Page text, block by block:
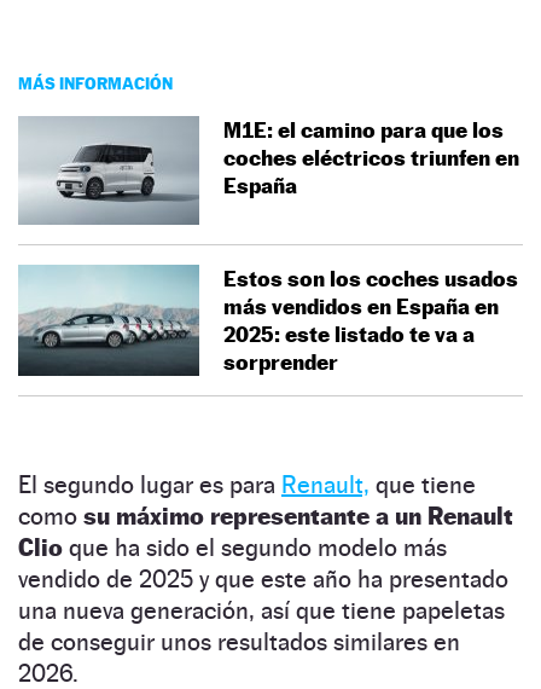
MÁS INFORMACIÓN
M1E: el camino para que los
coches eléctricos triunfen en
España
Estos son los coches usados
más vendidos en España en
2025: este listado te va a
sorprender
El segundo lugar es para Renault, que tiene
como su máximo representante a un Renault
Clio que ha sido el segundo modelo más
vendido de 2025 y que este año ha presentado
una nueva generación, así que tiene papeletas
de conseguir unos resultados similares en
2026.